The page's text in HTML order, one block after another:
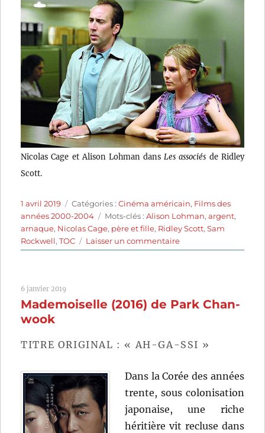
Nicolas Cage et Alison Lohman dansLes associés de Ridley
Scott.
Publié
le
1 avril 2019 Catégories
Catégories :Cinéma américain, Films des
années 2000-2004
Étiquettes
Mots-clés :Alison Lohman,argent,
arnaque, Nicolas Cage, père et fille, Ridley Scott,Sam
Rockwell,TOC Laisser un commentairesur
Les
Ridley
6 janvier 2019
Mademoiselle (2016) de Park Chan-
wook
TITRE ORIGINAL : « AH-GA-SSI »
Dans la Corée des années
trente, sous colonisation
japonaise, une riche
héritière vit recluse dans